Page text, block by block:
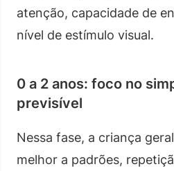
atenção, capacidade de
nível de estímulo visual.
0 a 2 anos: foco no
previsível
Nessa fase, a criança
melhor a padrões,